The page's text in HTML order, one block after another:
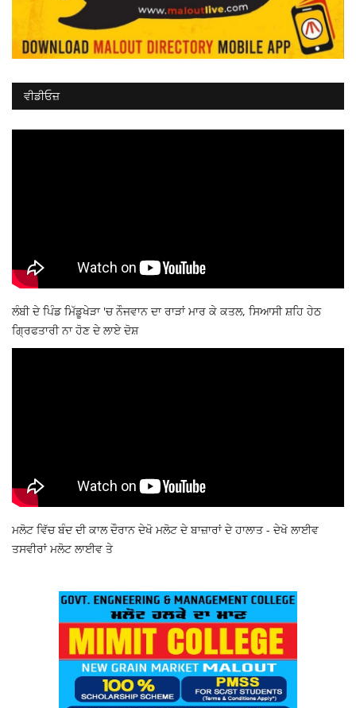
ਵੀਡੀਓਜ਼
ਲੰਬੀ ਦੇ ਪਿੰਡ ਮਿੱਡੂਖੇੜਾ 'ਚ ਨੌਜਵਾਨ ਦਾ ਰਾੜਾਂ ਮਾਰ ਕੇ ਕਤਲ, ਸਿਆਸੀ ਸ਼ਹਿ ਹੇਠ
ਗ੍ਰਿਫਤਾਰੀ ਨਾ ਹੋਣ ਦੇ ਲਾਏ ਦੋਸ਼
ਮਲੋਟ ਵਿੱਚ ਬੰਦ ਦੀ ਕਾਲ ਦੌਰਾਨ ਦੇਖੋ ਮਲੋਟ ਦੇ ਬਾਜ਼ਾਰਾਂ ਦੇ ਹਾਲਾਤ - ਦੇਖੋ ਲਾਈਵ
ਤਸਵੀਰਾਂ ਮਲੋਟ ਲਾਈਵ ਤੇ